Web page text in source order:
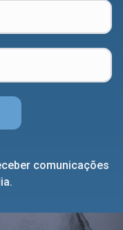
comunicações